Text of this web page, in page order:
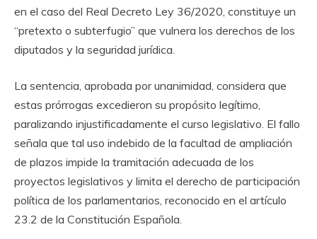
en el caso del Real Decreto Ley 36/2020, constituye un
“pretexto o subterfugio” que vulnera los derechos de los
diputados y la seguridad jurídica.
La sentencia, aprobada por unanimidad, considera que
estas prórrogas excedieron su propósito legítimo,
paralizando injustificadamente el curso legislativo. El fallo
señala que tal uso indebido de la facultad de ampliación
de plazos impide la tramitación adecuada de los
proyectos legislativos y limita el derecho de participación
política de los parlamentarios, reconocido en el artículo
23.2 de la Constitución Española.